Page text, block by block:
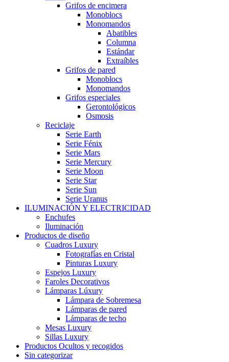
Grifos de encimera
Monoblocs
Monomandos
Abatibles
Columna
Estándar
Extraíbles
Grifos de pared
Monoblocs
Monomandos
Grifos especiales
Gerontológicos
Osmosis
Reciclaje
Serie Earth
Serie Fénix
Serie Mars
Serie Mercury
Serie Moon
Serie Star
Serie Sun
Serie Uranus
ILUMINACIÓN Y ELECTRICIDAD
Enchufes
Iluminación
Productos de diseño
Cuadros Luxury
Fotografías en Cristal
Pinturas Luxury
Espejos Luxury
Faroles Decorativos
Lámparas Lúxury
Lámpara de Sobremesa
Lámparas de pared
Lámparas de techo
Mesas Luxury
Sillas Luxury
Productos Ocultos y recogidos
Sin categorizar